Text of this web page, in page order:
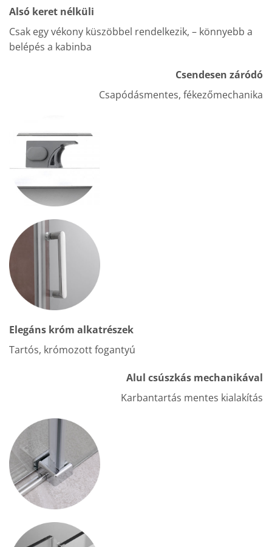
Alsó keret nélküli
Csak egy vékony küszöbbel rendelkezik, – könnyebb a
belépés a kabinba
Csendesen záródó
Csapódásmentes, fékezőmechanika
Elegáns króm alkatrészek
Tartós, krómozott fogantyú
Alul csúszkás mechanikával
Karbantartás mentes kialakítás